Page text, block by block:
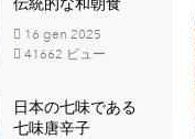
16 gen 2025
41662 ビュー
日本の七味である
七味唐辛子